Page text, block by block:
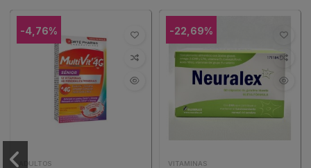
-4,76%
ADULTOS
-22,69%
VITAMINAS